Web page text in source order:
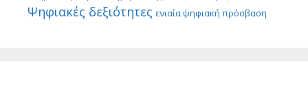
Ψηφιακές δεξιότητες ενιαία ψηφιακή πρόσβαση